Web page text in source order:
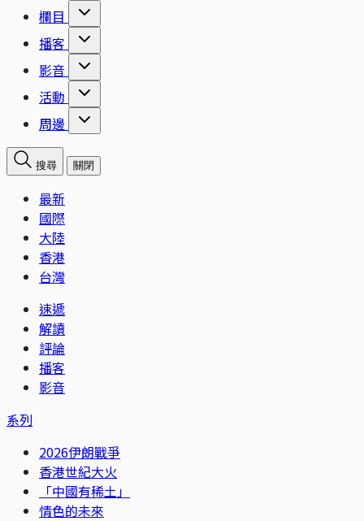
欄目
播客
影音
活動
周邊
搜尋 關閉
最新
國際
大陸
香港
台灣
速遞
解讀
評論
播客
影音
系列
2026伊朗戰爭
香港世紀大火
「中國有稀土」
情色的未來